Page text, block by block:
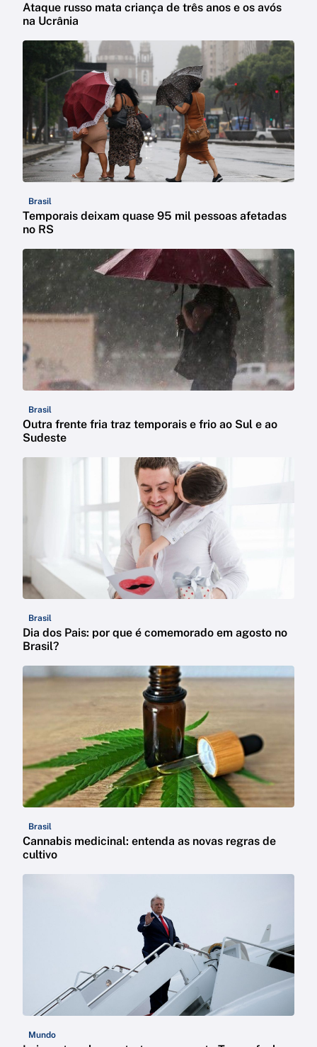
Ataque russo mata criança de três anos e os avós
na Ucrânia
Brasil
Temporais deixam quase 95 mil pessoas afetadas
no RS
Brasil
Outra frente fria traz temporais e frio ao Sul e ao
Sudeste
Brasil
Dia dos Pais: por que é comemorado em agosto no
Brasil?
Brasil
Cannabis medicinal: entenda as novas regras de
cultivo
Mundo